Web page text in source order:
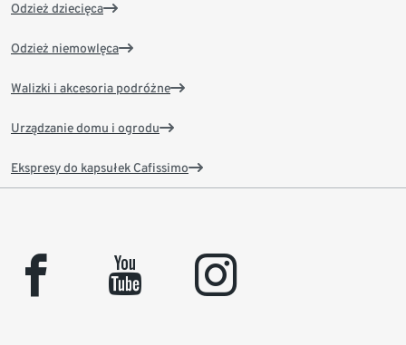
Odzież dziecięca
Odzież niemowlęca
Walizki i akcesoria podróżne
Urządzanie domu i ogrodu
Ekspresy do kapsułek Cafissimo
facebook youtube instagram